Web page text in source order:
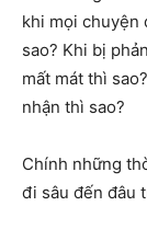
khi mọi chuyện
sao? Khi bị
mất mát thì
nhận thì sao?
Chính những
đi sâu đến đâu